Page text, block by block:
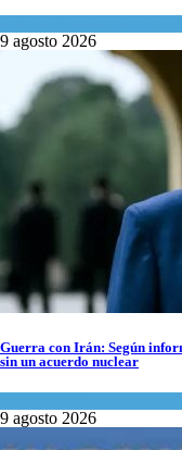
9 agosto 2026
Guerra con Irán: Según
sin un acuerdo nuclear
9 agosto 2026